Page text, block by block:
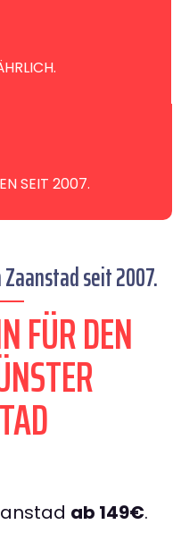
SEIT 2007.
seit 2007.
FÜR DEN
ab 149€.